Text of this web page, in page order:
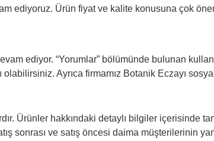
ediyoruz. Ürün fiyat ve kalite konusuna çok
ediyor. “Yorumlar” bölümünde bulunan
Ayrıca firmamız Botanik Eczayı
Ürünler hakkındaki detaylı bilgiler içerisinde
sonrası ve satış öncesi daima müşterilerinin